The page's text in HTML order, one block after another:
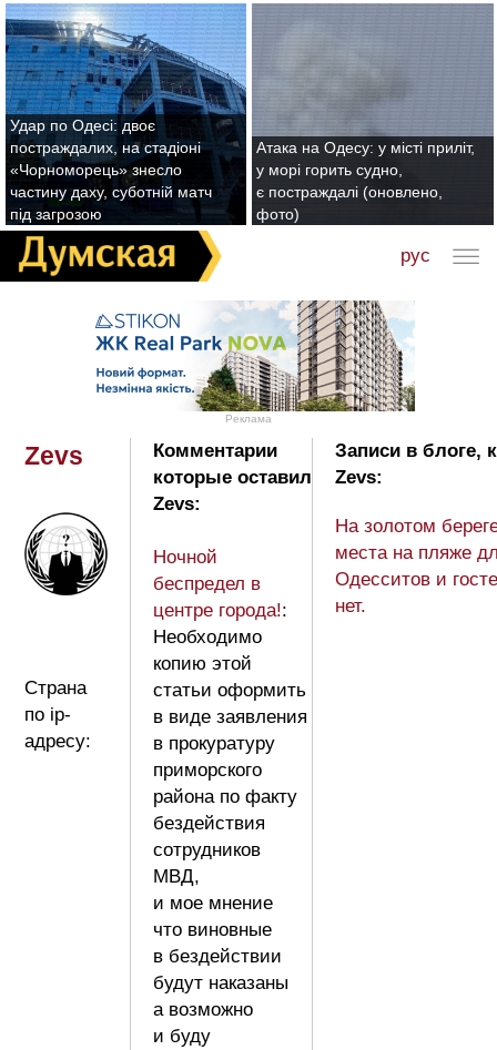
Удар по Одесі: двоє
постраждалих, на стадіоні
«Чорноморець» знесло
частину даху, суботній матч
під загрозою
Атака на Одесу: у місті приліт,
у морі горить судно,
є постраждалі (оновлено,
фото)
рус
Реклама
Zevs
Страна
по ip-
адресу:
Комментарии
которые оставил
Zevs:
Ночной
беспредел в
центре города!:
Необходимо
копию этой
статьи оформить
в виде заявления
в прокуратуру
приморского
района по факту
бездействия
сотрудников
МВД,
и мое мнение
что виновные
в бездействии
будут наказаны
а возможно
и буду
Записи в блоге,
Zevs:
На золотом
места на пляже
Одесситов и
нет.